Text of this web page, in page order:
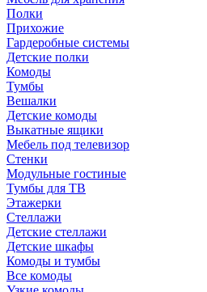
Полки
Прихожие
Гардеробные системы
Детские полки
Комоды
Тумбы
Вешалки
Детские комоды
Выкатные ящики
Мебель под телевизор
Стенки
Модульные гостиные
Тумбы для ТВ
Этажерки
Стеллажи
Детские стеллажи
Детские шкафы
Комоды и тумбы
Все комоды